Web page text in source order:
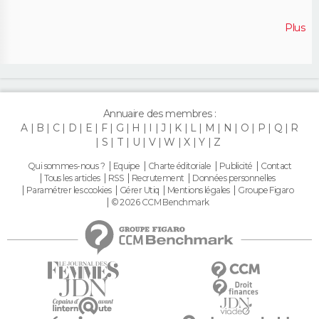
Plus
Annuaire des membres :
A
B C D E F G H I J K L M N O P Q
R
S
T U V W X Y Z
Qui sommes-nous ? Equipe Charte éditoriale Publicité
Contact
Tous les articles
RSS Recrutement
Données personnelles
Paramétrer les cookies
Gérer Utiq Mentions légales
Groupe Figaro
© 2026 CCM Benchmark